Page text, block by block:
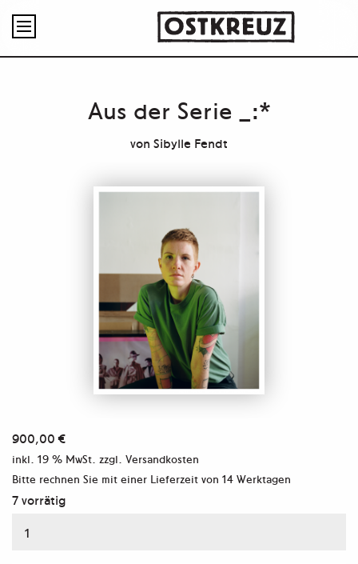

Aus der Serie _:*
von Sibylle Fendt
900,00€
inkl. 19 % MwSt. zzgl. Versandkosten
Bitte rechnen Sie mit einer Lieferzeit von 14 Werktagen
7 vorrätig
Aus